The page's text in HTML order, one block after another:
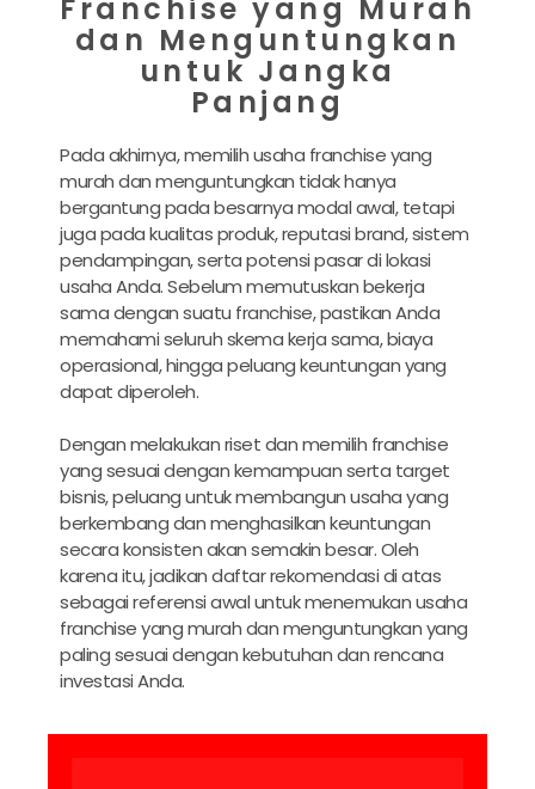
Franchise yang Murah
dan Menguntungkan
untuk Jangka
Panjang
Pada akhirnya, memilih usaha franchise yang
murah dan menguntungkan tidak hanya
bergantung pada besarnya modal awal, tetapi
juga pada kualitas produk, reputasi brand, sistem
pendampingan, serta potensi pasar di lokasi
usaha Anda. Sebelum memutuskan bekerja
sama dengan suatu franchise, pastikan Anda
memahami seluruh skema kerja sama, biaya
operasional, hingga peluang keuntungan yang
dapat diperoleh.
Dengan melakukan riset dan memilih franchise
yang sesuai dengan kemampuan serta target
bisnis, peluang untuk membangun usaha yang
berkembang dan menghasilkan keuntungan
secara konsisten akan semakin besar. Oleh
karena itu, jadikan daftar rekomendasi di atas
sebagai referensi awal untuk menemukan usaha
franchise yang murah dan menguntungkan yang
paling sesuai dengan kebutuhan dan rencana
investasi Anda.